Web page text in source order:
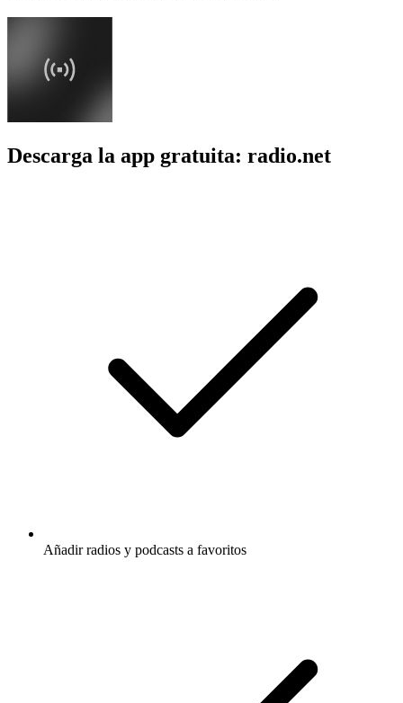
Descarga la app gratuita: radio.net
Añadir radios y podcasts a favoritos